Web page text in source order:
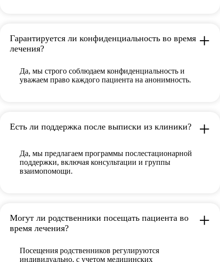
Гарантируется ли конфиденциальность во время
лечения?
Да, мы строго соблюдаем конфиденциальность и
уважаем право каждого пациента на анонимность.
Есть ли поддержка после выписки из клиники?
Да, мы предлагаем программы послестационарной
поддержки, включая консультации и группы
взаимопомощи.
Могут ли родственники посещать пациента во
время лечения?
Посещения родственников регулируются
индивидуально, с учетом медицинских